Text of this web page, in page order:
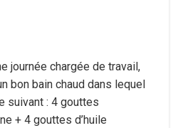
journée chargée de travail,
bon bain chaud dans lequel
suivant : 4 gouttes
+ 4 gouttes d’huile